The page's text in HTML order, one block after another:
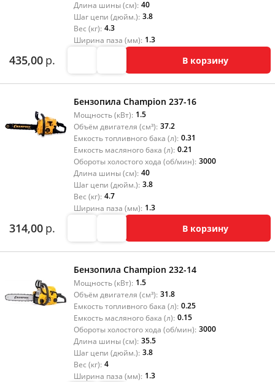
Длина шины (см): 40
Шаг цепи (дюйм.): 3.8
Вес (кг): 4.3
Ширина паза (мм): 1.3
435,00 р. В корзину
Бензопила Champion 237-16
Мощность (кВт): 1.5
Объём двигателя (см³): 37.2
Емкость топливного бака (л): 0.31
Емкость масляного бака (л): 0.21
Обороты холостого хода (об/мин): 3000
Длина шины (см): 40
Шаг цепи (дюйм.): 3.8
Вес (кг): 4.7
Ширина паза (мм): 1.3
314,00 р. В корзину
Бензопила Champion 232-14
Мощность (кВт): 1.5
Объём двигателя (см³): 31.8
Емкость топливного бака (л): 0.25
Емкость масляного бака (л): 0.15
Обороты холостого хода (об/мин): 3000
Длина шины (см): 35.5
Шаг цепи (дюйм.): 3.8
Вес (кг): 4
Ширина паза (мм): 1.3